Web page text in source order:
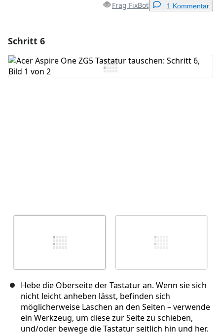
Frag FixBot 1 Kommentar
Kommentar hinzufügen
Schritt 6
Hebe die Oberseite der Tastatur an. Wenn sie sich
nicht leicht anheben lässt, befinden sich
möglicherweise Laschen an den Seiten – verwende
ein Werkzeug, um diese zur Seite zu schieben,
und/oder bewege die Tastatur seitlich hin und her.